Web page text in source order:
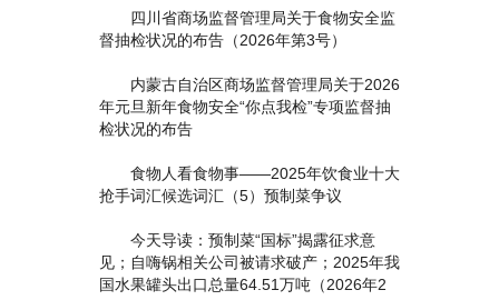
四川省商场监督管理局关于食物安全监
督抽检状况的布告（2026年第3号）
内蒙古自治区商场监督管理局关于2026
年元旦新年食物安全“你点我检”专项监督抽
检状况的布告
食物人看食物事——2025年饮食业十大
抢手词汇候选词汇（5）预制菜争议
今天导读：预制菜“国标”揭露征求意
见；自嗨锅相关公司被请求破产；2025年我
国水果罐头出口总量64.51万吨（2026年2